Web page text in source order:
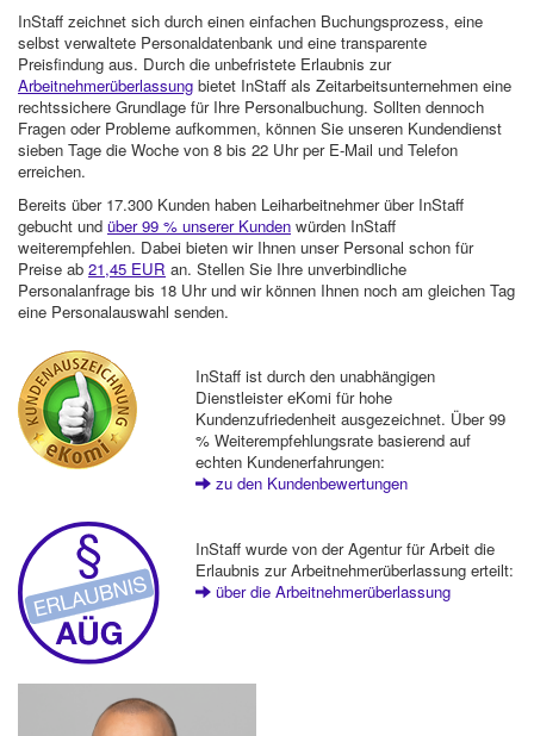
InStaff zeichnet sich durch einen einfachen Buchungsprozess, eine
selbst verwaltete Personaldatenbank und eine transparente
Preisfindung aus. Durch die unbefristete Erlaubnis zur
Arbeitnehmerüberlassung bietet InStaff als Zeitarbeitsunternehmen eine
rechtssichere Grundlage für Ihre Personalbuchung. Sollten dennoch
Fragen oder Probleme aufkommen, können Sie unseren Kundendienst
sieben Tage die Woche von 8 bis 22 Uhr per E-Mail und Telefon
erreichen.
Bereits über 17.300 Kunden haben Leiharbeitnehmer über InStaff
gebucht und über 99 % unserer Kunden würden InStaff
weiterempfehlen. Dabei bieten wir Ihnen unser Personal schon für
Preise ab 21,45 EUR an. Stellen Sie Ihre unverbindliche
Personalanfrage bis 18 Uhr und wir können Ihnen noch am gleichen Tag
eine Personalauswahl senden.
InStaff ist durch den unabhängigen
Dienstleister eKomi für hohe
Kundenzufriedenheit ausgezeichnet. Über 99
% Weiterempfehlungsrate basierend auf
echten Kundenerfahrungen:
zu den Kundenbewertungen
InStaff wurde von der Agentur für Arbeit die
Erlaubnis zur Arbeitnehmerüberlassung erteilt:
über die Arbeitnehmerüberlassung